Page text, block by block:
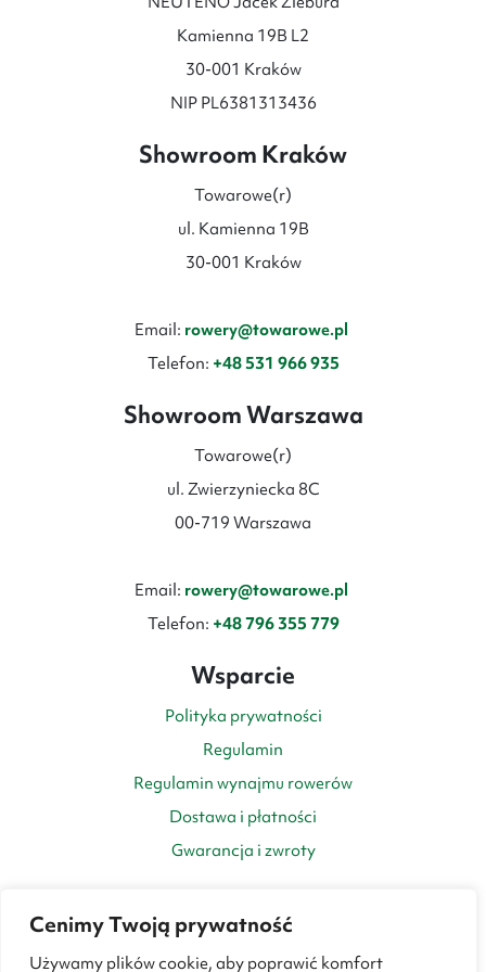
Cenimy Twoją prywatność
Używamy plików cookie, aby poprawić komfort
Kamienna 19B L2
30-001 Kraków
NIP PL6381313436
Showroom Kraków
Towarowe(r)
ul. Kamienna 19B
30-001 Kraków
Email: rowery@towarowe.pl
Telefon: +48 531 966 935
Showroom Warszawa
Towarowe(r)
ul. Zwierzyniecka 8C
00-719 Warszawa
Email: rowery@towarowe.pl
Telefon: +48 796 355 779
Wsparcie
Polityka prywatności
Regulamin
Regulamin wynajmu rowerów
Dostawa i płatności
Gwarancja i zwroty